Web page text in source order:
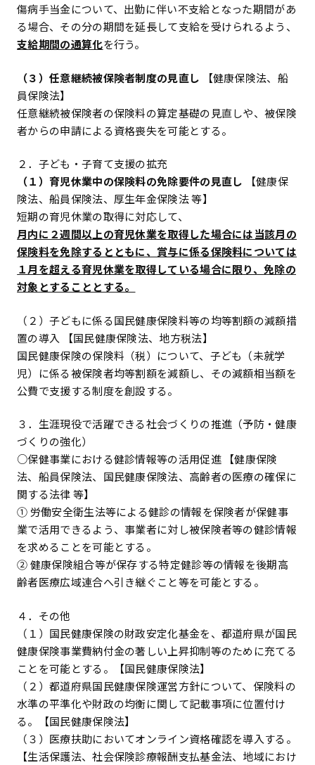
傷病手当金について、出勤に伴い不支給となった期間があ
る場合、その分の期間を延長して支給を受けられるよう、
支給期間の通算化を行う。
（３）任意継続被保険者制度の見直し 【健康保険法、船
員保険法】
任意継続被保険者の保険料の算定基礎の見直しや、被保険
者からの申請による資格喪失を可能とする。
２．子ども・子育て支援の拡充
（１）育児休業中の保険料の免除要件の見直し 【健康保
険法、船員保険法、厚生年金保険法 等】
短期の育児休業の取得に対応して、
月内に２週間以上の育児休業を取得した場合には当該月の
保険料を免除するとともに、賞与に係る保険料については
１月を超える育児休業を取得している場合に限り、免除の
対象とすることとする。
（２）子どもに係る国民健康保険料等の均等割額の減額措
置の導入 【国民健康保険法、地方税法】
国民健康保険の保険料（税）について、子ども（未就学
児）に係る被保険者均等割額を減額し、その減額相当額を
公費で支援する制度を創設する。
３．生涯現役で活躍できる社会づくりの推進（予防・健康
づくりの強化）
○保健事業における健診情報等の活用促進 【健康保険
法、船員保険法、国民健康保険法、高齢者の医療の確保に
関する法律 等】
① 労働安全衛生法等による健診の情報を保険者が保健事
業で活用できるよう、事業者に対し被保険者等の健診情報
を求めることを可能とする。
② 健康保険組合等が保存する特定健診等の情報を後期高
齢者医療広域連合へ引き継ぐこと等を可能とする。
４．その他
（１）国民健康保険の財政安定化基金を、都道府県が国民
健康保険事業費納付金の著しい上昇抑制等のために充てる
ことを可能とする。【国民健康保険法】
（２）都道府県国民健康保険運営方針について、保険料の
水準の平準化や財政の均衡に関して記載事項に位置付け
る。【国民健康保険法】
（３）医療扶助においてオンライン資格確認を導入する。
【生活保護法、社会保険診療報酬支払基金法、地域におけ